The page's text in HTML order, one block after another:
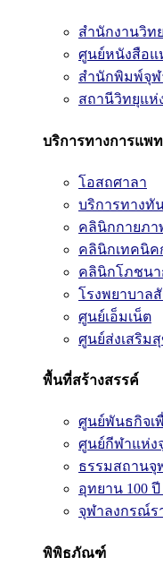
สำนักงานวิท
ศูนย์หนังสือแ
สำนักพิมพ์จุ
สถานีวิทยุแห่
บริการทางการแพ
โอสถศาลา
บริการทางทั
คลินิกกายภา
คลินิกเทคนิค
คลินิกโภชนา
โรงพยาบาล
ศูนย์เอ็มเน็ต
ศูนย์ส่งเสริม
พื้นที่สร้างสรรค์
ศูนย์พันธกิจเ
ศูนย์กีฬาแห่ง
ธรรมสถานจุ
อุทยาน 100
จุฬาลงกรณ์
พิพิธภัณฑ์